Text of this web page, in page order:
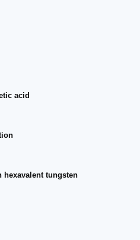
acid
hexavalent tungsten